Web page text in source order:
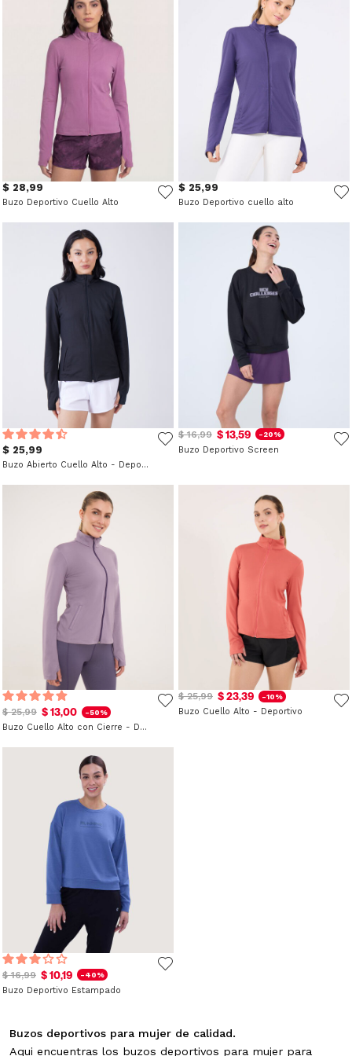
$ 28,99
Buzo Deportivo Cuello Alto
$ 25,99
Buzo Deportivo cuello alto
$ 25,99
Buzo Abierto Cuello Alto - Deportivo
$ 16,99 $ 13,59 -20%
Buzo Deportivo Screen
$ 25,99 $ 13,00 -50%
Buzo Cuello Alto con Cierre - Deportivo
$ 25,99 $ 23,39 -10%
Buzo Cuello Alto - Deportivo
$ 16,99 $ 10,19 -40%
Buzo Deportivo Estampado
Buzos deportivos para mujer de calidad.
Aqui encuentras los buzos deportivos para mujer para